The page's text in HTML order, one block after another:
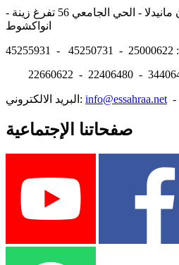
المقر: شارع نيلسون مانيدلا - الحي الجامعي 56 تفرغ زينة -
22660622 - 22406480 -
البريد الالكتروني: info@essahraa.net -
صفحاتنا الإجتماعية